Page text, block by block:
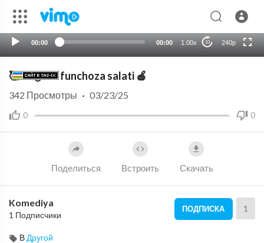
00:00 00:00 1.00x 10 240p
HD
🥰Original funchoza salati 🍎
0 0
342 Просмотры · 03/23/25
Поделиться Встроить Скачать
Komediya
1 Подписчики
ПОДПИСКА 1
В Другой